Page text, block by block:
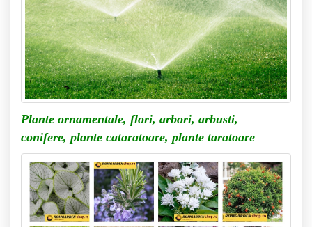
Plante ornamentale, flori, arbori, arbusti,
conifere, plante cataratoare, plante taratoare